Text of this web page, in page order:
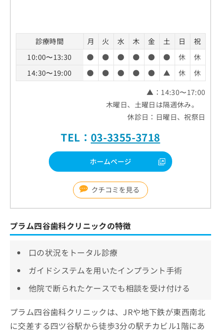
診療時間 月 火 水 木 金 土 日
祝
10:00〜13:30
● ● ● ● ● ● 休
休
14:30〜19:00
● ● ● ● ● ▲ 休
休
▲：14:30〜17:00
木曜日、土曜日は隔週休み。
休診日：日曜日、祝祭日
TEL： 03-3355-3718
ホームページ
クチコミを見る
プラム四谷歯科クリニックの特徴
口の状況をトータル診療
ガイドシステムを用いたインプラント手術
他院で断られたケースでも相談を受け付ける
プラム四谷歯科クリニックは、JRや地下鉄が東西南北
に交差する四ツ谷駅から徒歩3分の駅チカビル1階にあ